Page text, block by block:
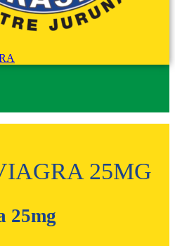
25MG
25mg